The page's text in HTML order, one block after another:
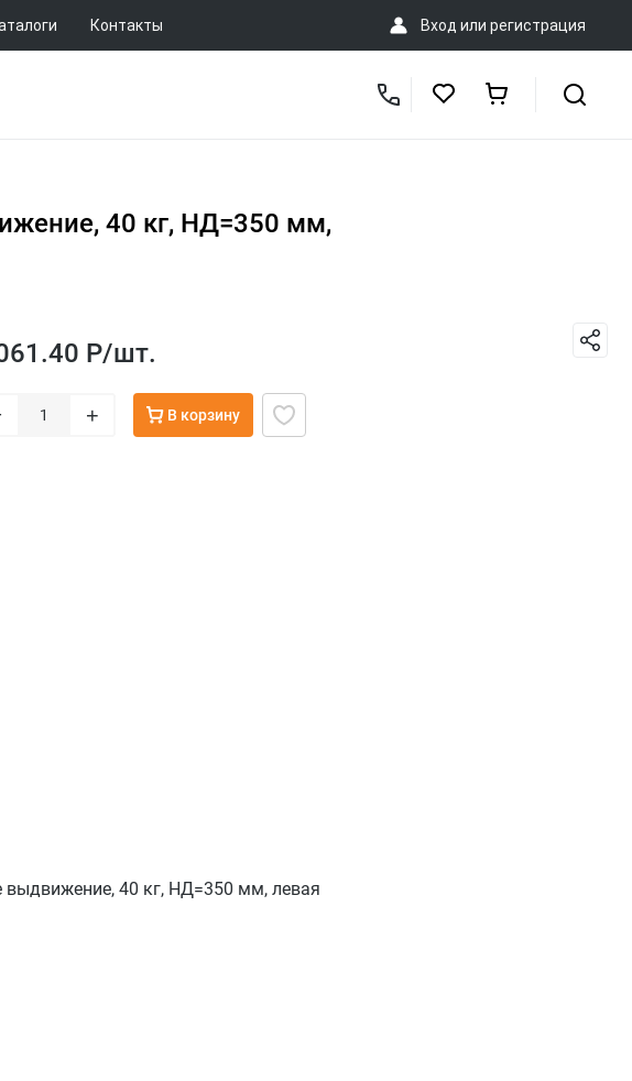
Контакты Вход или регистрация
40 кг, НД=350 мм,
Р/шт.
+ В корзину
выдвижение, 40 кг, НД=350 мм, левая